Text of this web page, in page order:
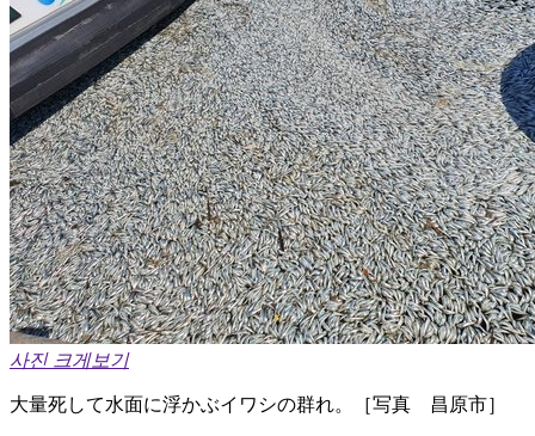
사진 크게보기
大量死して水面に浮かぶイワシの群れ。［写真 昌原市］